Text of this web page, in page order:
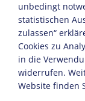
unbedingt
statistischen
zulassen“
Cookies zu
in die
widerrufen.
Website finden